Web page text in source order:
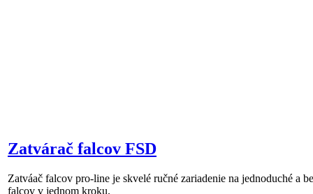
Zatvárač falcov FSD
Zatváač falcov pro-line je skvelé ručné zariadenie na jednoduché a
falcov v jednom kroku.